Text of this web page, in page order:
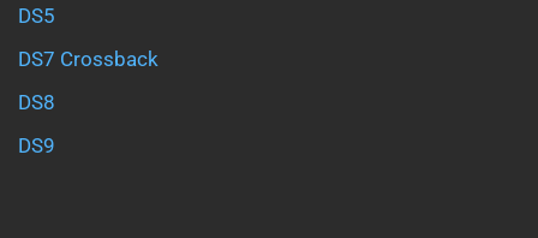
DS5
DS7 Crossback
DS8
DS9